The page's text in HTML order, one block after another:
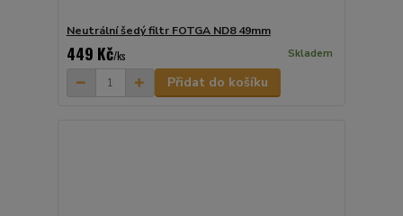
Neutrální šedý filtr FOTGA ND8 49mm
449 Kč/ks Skladem
Přidat do košíku